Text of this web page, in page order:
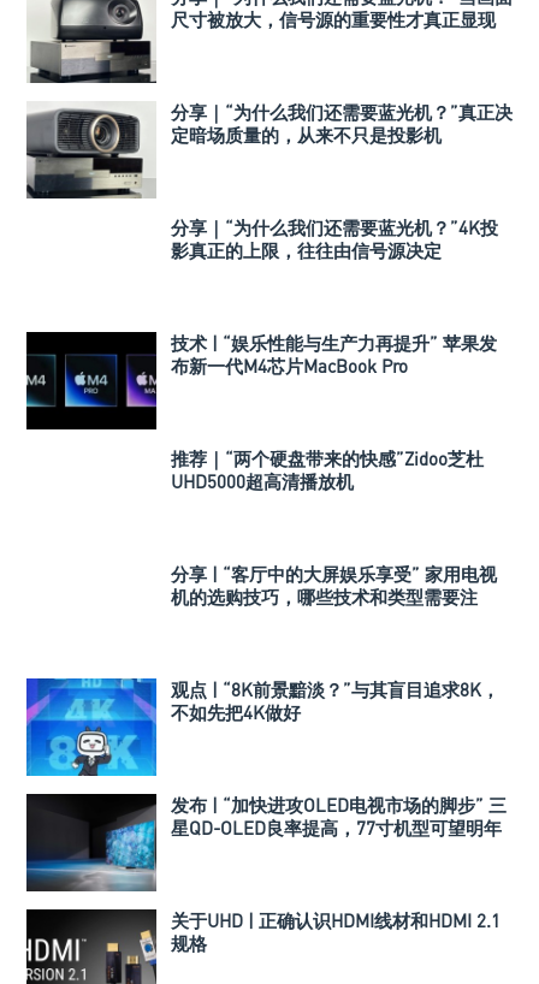
尺寸被放大，信号源的重要性才真正显现
分享｜“为什么我们还需要蓝光机？”真正决
定暗场质量的，从来不只是投影机
分享｜“为什么我们还需要蓝光机？”4K投
影真正的上限，往往由信号源决定
技术 | “娱乐性能与生产力再提升” 苹果发
布新一代M4芯片MacBook Pro
推荐｜“两个硬盘带来的快感”Zidoo芝杜
UHD5000超高清播放机
分享 | “客厅中的大屏娱乐享受” 家用电视
机的选购技巧，哪些技术和类型需要注
观点 | “8K前景黯淡？”与其盲目追求8K，
不如先把4K做好
发布 | “加快进攻OLED电视市场的脚步” 三
星QD-OLED良率提高，77寸机型可望明年
关于UHD | 正确认识HDMI线材和HDMI 2.1
规格